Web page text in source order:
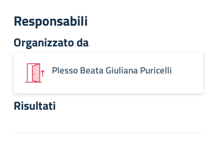
Responsabili
Organizzato da
Plesso Beata Giuliana Puricelli
Risultati